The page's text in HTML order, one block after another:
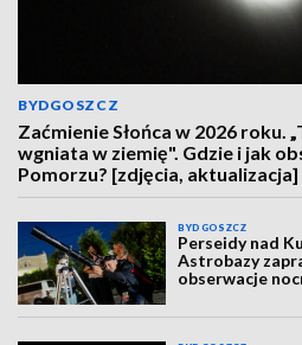
BYDGOSZCZ
Zaćmienie Słońca w 2026 roku.
wgniata w ziemię". Gdzie i jak
Pomorzu? [zdjęcia, aktualizacja]
BYDGOSZCZ
Perseidy nad
Astrobazy
obserwacje